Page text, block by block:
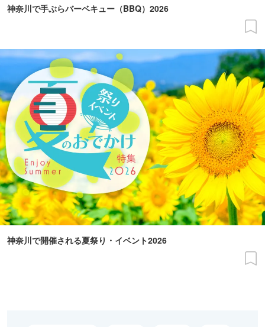
神奈川で手ぶらバーベキュー（BBQ）2026
神奈川で開催される夏祭り・イベント2026